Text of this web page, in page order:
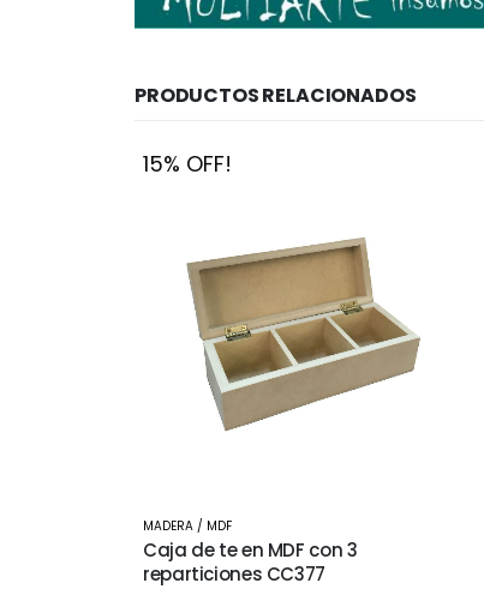
PRODUCTOS RELACIONADOS
15% OFF!
MADERA / MDF
Caja de te en MDF con 3
reparticiones CC377